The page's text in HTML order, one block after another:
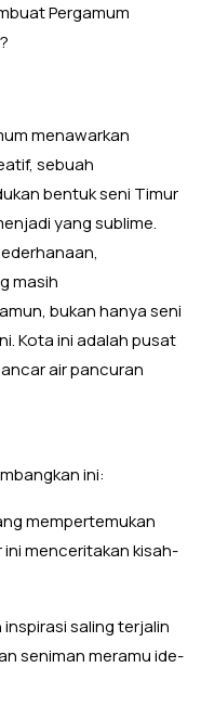
Pergamum
menawarkan
sebuah
bentuk seni Timur
yang sublime.
masih
bukan hanya seni
Kota ini adalah pusat
air pancuran
ini:
mempertemukan
menceritakan kisah-
saling terjalin
seniman meramu ide-